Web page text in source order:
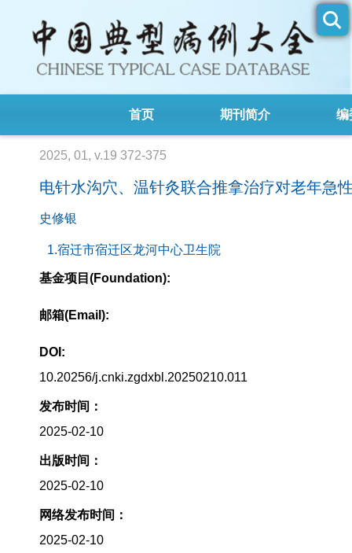
首页 期刊简介 编
2025, 01, v.19 372-375
电针水沟穴、温针灸联合推拿治疗对老年急
史修银
1.宿迁市宿迁区龙河中心卫生院
基金项目(Foundation):
邮箱(Email):
DOI:
10.20256/j.cnki.zgdxbl.20250210.011
发布时间：
2025-02-10
出版时间：
2025-02-10
网络发布时间：
2025-02-10